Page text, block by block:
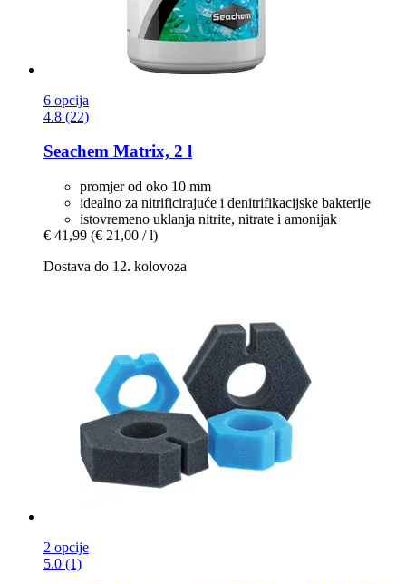
6 opcija
4.8 (22)
Seachem Matrix, 2 l
promjer od oko 10 mm
idealno za nitrificirajuće i denitrifikacijske bakterije
istovremeno uklanja nitrite, nitrate i amonijak
€ 41,99 (€ 21,00 / l)
Dostava do 12. kolovoza
2 opcije
5.0 (1)